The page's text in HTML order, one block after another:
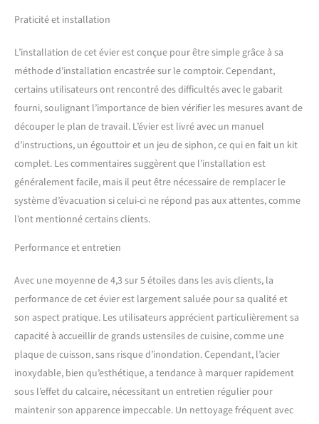
sur la surface de l'évier en
acier inoxydable est
particulièrement dur et
résistant aux rayures, ce qui
mieux l'évier, mais facilite
également le nettoyage
Facile à utiliser : l'évier
encastré dispose d'un
siphon de haute qualité,
d'un drain avec tuyau en U
peu encombrant et d'un
de vidange vous permettent
de connecter votre lave-
vaisselle ou d'autres
appareils électroménagers
au siphon et de rendre votre
espace de cuisine plus
propre. L'égouttoir pop-up
permet d'économiser de
l'espace et rend votre
processus de nettoyage plus
Praticité et installation
L’installation de cet évier est conçue pour être simple grâce à sa
méthode d’installation encastrée sur le comptoir. Cependant,
certains utilisateurs ont rencontré des difficultés avec le gabarit
fourni, soulignant l’importance de bien vérifier les mesures avant de
découper le plan de travail. L’évier est livré avec un manuel
d’instructions, un égouttoir et un jeu de siphon, ce qui en fait un kit
complet. Les commentaires suggèrent que l’installation est
généralement facile, mais il peut être nécessaire de remplacer le
système d’évacuation si celui-ci ne répond pas aux attentes, comme
l’ont mentionné certains clients.
Performance et entretien
Avec une moyenne de 4,3 sur 5 étoiles dans les avis clients, la
performance de cet évier est largement saluée pour sa qualité et
son aspect pratique. Les utilisateurs apprécient particulièrement sa
capacité à accueillir de grands ustensiles de cuisine, comme une
plaque de cuisson, sans risque d’inondation. Cependant, l’acier
inoxydable, bien qu’esthétique, a tendance à marquer rapidement
sous l’effet du calcaire, nécessitant un entretien régulier pour
maintenir son apparence impeccable. Un nettoyage fréquent avec